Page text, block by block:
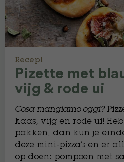
Recept
Pizette met
vijg & rode ui
Cosa mangiamo oggi?
kaas, vijg en rode ui!
pakken, dan kun je
deze mini-pizza’s en er
op doen: pompoen met